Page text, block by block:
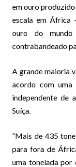
emouroproduzido
escala em África
ouro do
contrabandeado
A grande maioria
acordo com uma
independente de
Suíça.
“Mais de 435
para fora de
uma tonelada por